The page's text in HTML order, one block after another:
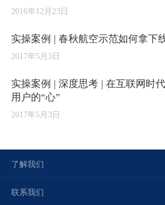
2016年12月23日
实操案例 | 春秋航空示范如何拿下
2017年5月3日
实操案例 | 深度思考 | 在互联网时
用户的“心”
2017年5月3日
了解我们
联系我们